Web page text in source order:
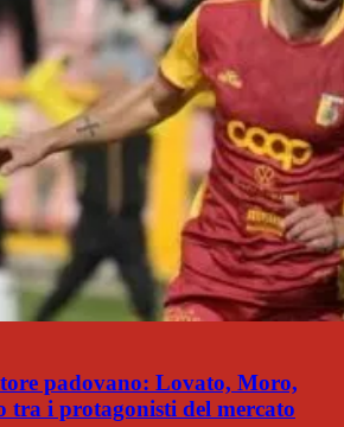
padovano: Lovato, Moro,
tra i protagonisti del mercato